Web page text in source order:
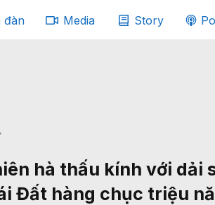
đàn Media Story
hà thấu kính với dải
Đất hàng chục triệu